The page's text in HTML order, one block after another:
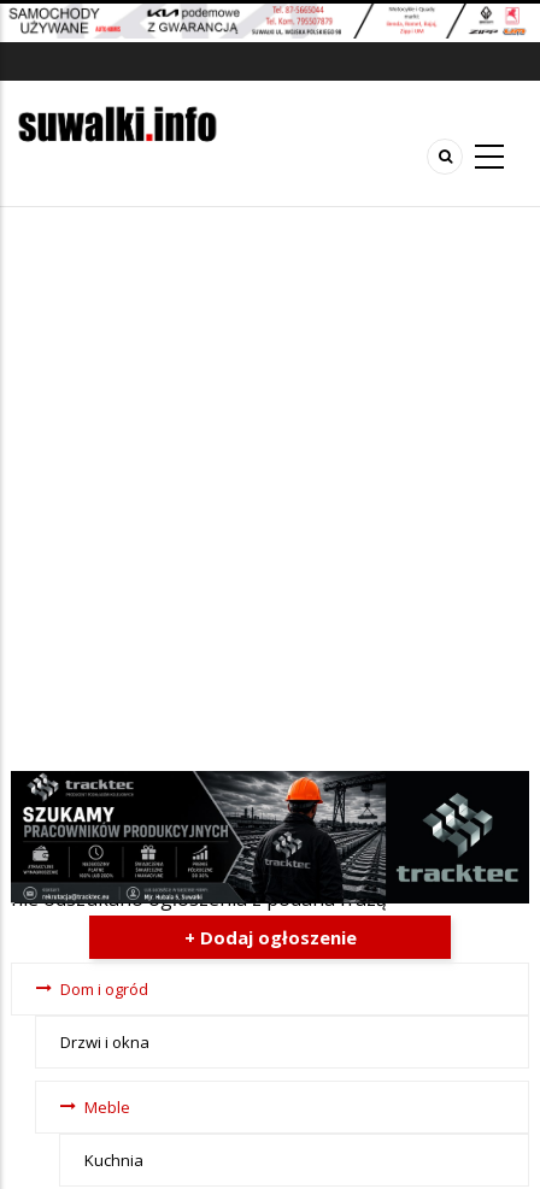
Szukana fraza w ogłoszeniach
nie odszukano ogłoszenia z podana frazą
+ Dodaj ogłoszenie
Ogłoszenia
menu-Dom
Dom i ogród
Drzwi i okna
Meble
Kuchnia